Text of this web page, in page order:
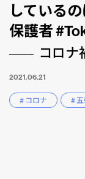
している
保護者
コロナ
2021.06.21
# コロナ #